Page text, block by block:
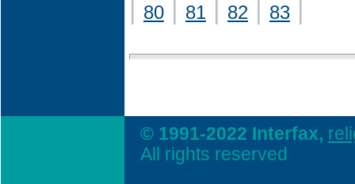
80 81 82 83
© 1991-2022 Interfax,
All rights reserved